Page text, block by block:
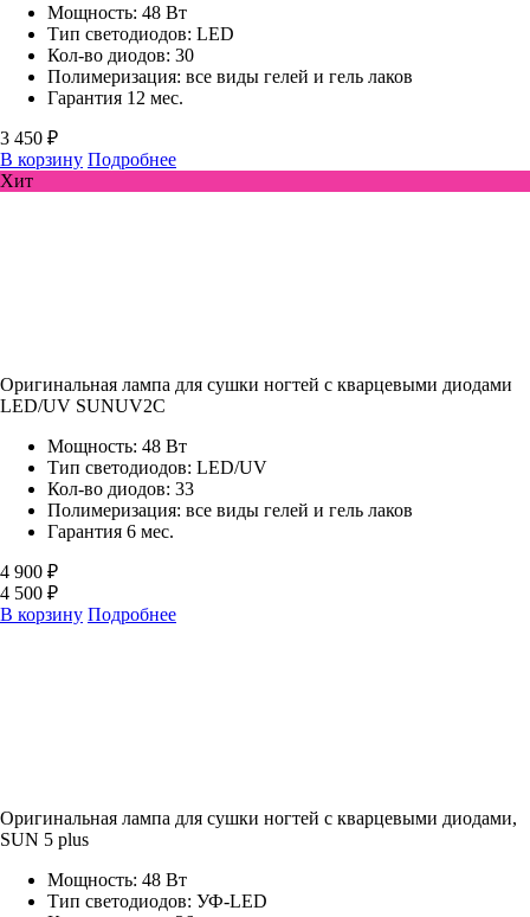
Мощность: 48 Вт
Тип светодиодов: LED
Кол-во диодов: 30
Полимеризация: все виды гелей и гель лаков
Гарантия 12 мес.
3 450 ₽
В корзину Подробнее
Хит
Оригинальная лампа для сушки ногтей с кварцевыми диодами
LED/UV SUNUV2C
Мощность: 48 Вт
Тип светодиодов: LED/UV
Кол-во диодов: 33
Полимеризация: все виды гелей и гель лаков
Гарантия 6 мес.
4 900 ₽
4 500 ₽
В корзину Подробнее
Оригинальная лампа для сушки ногтей с кварцевыми диодами,
SUN 5 plus
Мощность: 48 Вт
Тип светодиодов: УФ-LED